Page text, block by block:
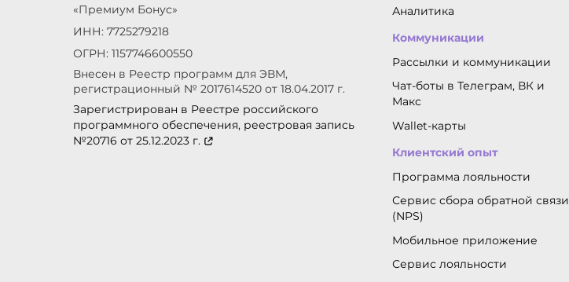
«Премиум Бонус»
ИНН: 7725279218
ОГРН: 1157746600550
Внесен в Реестр программ для ЭВМ,
регистрационный № 2017614520 от 18.04.2017 г.
Зарегистрирован в Реестре российского
программного обеспечения, реестровая запись
№20716 от 25.12.2023 г.
Аналитика
Коммуникации
Рассылки и коммуникации
Чат-боты в Телеграм, ВК и
Макс
Wallet-карты
Клиентский опыт
Программа лояльности
Сервис сбора обратной связи
(NPS)
Мобильное приложение
Сервис лояльности